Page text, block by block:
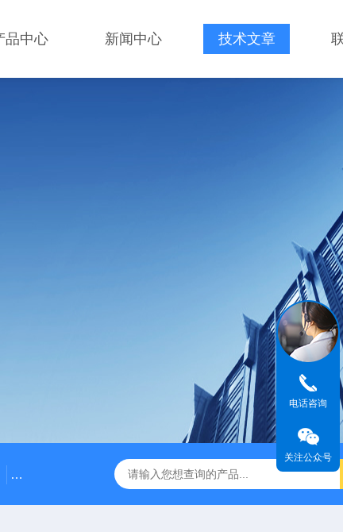
品中心 新闻中心 技术文章
DDG-2090AX耐高温耐压工业电导率仪 在线电导仪
电话咨询
关注公众号